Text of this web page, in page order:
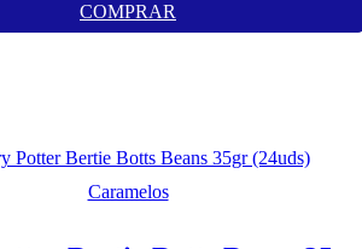
COMPRAR
Caramelos